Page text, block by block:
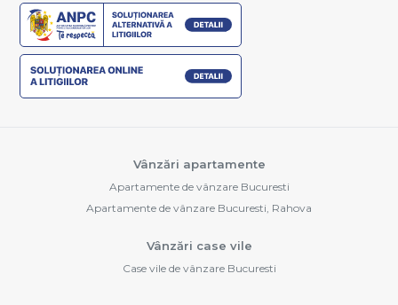
Vânzări apartamente
Apartamente de vânzare Bucuresti
Apartamente de vânzare Bucuresti, Rahova
Vânzări case vile
Case vile de vânzare Bucuresti